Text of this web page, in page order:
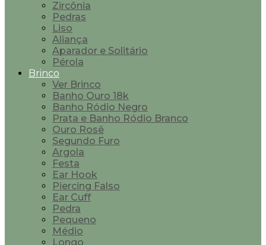
Zircônia
Pedras
Liso
Aliança
Aparador e Solitário
Pérola
Brinco
Ver Brinco
Banho Ouro 18k
Banho Ródio Negro
Prata e Banho Ródio Branco
Ouro Rosê
Segundo Furo
Argola
Festa
Ear Hook
Piercing Falso
Ear Cuff
Pedra
Pequeno
Médio
Longo